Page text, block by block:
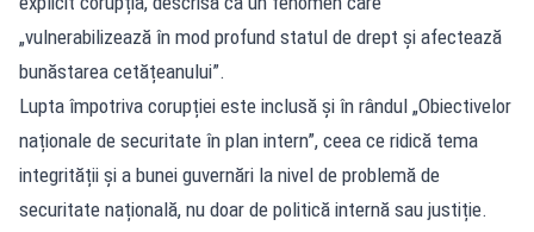
„vulnerabilizează în mod profund statul de drept și afectează
bunăstarea cetățeanului”.
Lupta împotriva corupției este inclusă și în rândul „Obiectivelor
naționale de securitate în plan intern”, ceea ce ridică tema
integrității și a bunei guvernări la nivel de problemă de
securitate națională, nu doar de politică internă sau justiție.